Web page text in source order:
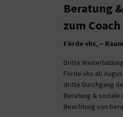
Beratung
zum Coach
Förde vhs, –
Dritte
Förde vhs ab
dritte Durchgang
Beratung &
Beachtung von